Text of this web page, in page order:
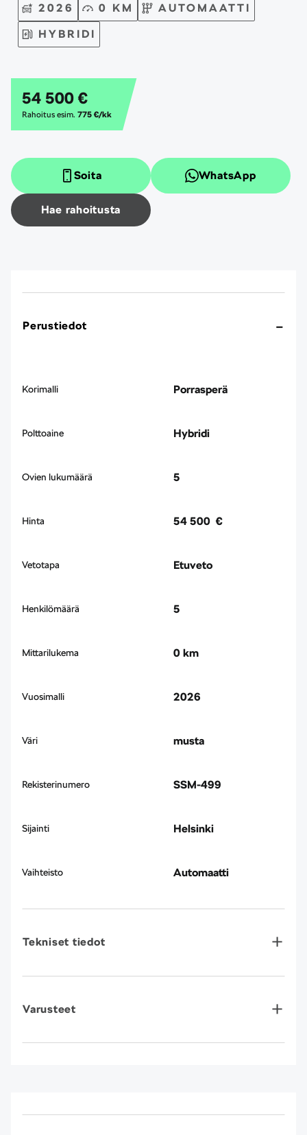
54 500 €
Rahoitus esim. 775 €/kk
2026 0 KM
AUTOMAATTI
HYBRIDI
Soita WhatsApp
Hae rahoitusta
Perustiedot
Korimalli Porrasperä
Polttoaine Hybridi
Ovien lukumäärä 5
Hinta 54 500 €
Vetotapa Etuveto
Henkilömäärä 5
Mittarilukema 0 km
Vuosimalli 2026
Väri musta
Rekisterinumero SSM-499
Sijainti Helsinki
Vaihteisto Automaatti
Tekniset tiedot
Varusteet